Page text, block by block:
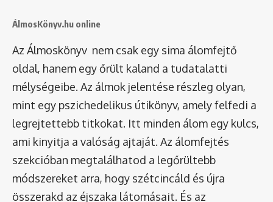
ÁlmosKönyv.hu online
Az Álmoskönyv nem csak egy sima álomfejtő
oldal, hanem egy őrült kaland a tudatalatti
mélységeibe. Az álmok jelentése részleg olyan,
mint egy pszichedelikus útikönyv, amely felfedi a
legrejtettebb titkokat. Itt minden álom egy kulcs,
ami kinyitja a valóság ajtaját. Az álomfejtés
szekcióban megtalálhatod a legőrültebb
módszereket arra, hogy szétcincáld és újra
összerakd az éjszaka látomásait. És az